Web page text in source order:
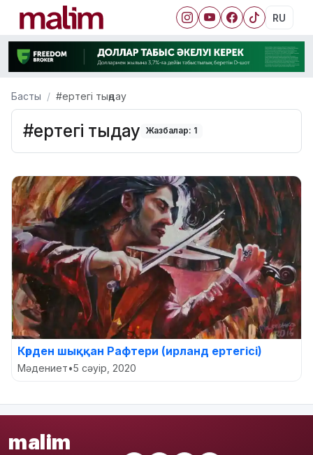
RU
Басты #ертегі тыңдау
#ертегі тыңдау Жазбалар: 1
Көрден шыққан Рафтери (ирланд ертегісі)
Мәдениет•5 сәуір, 2020
malim